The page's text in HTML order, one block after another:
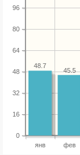
янв фев
0
16
32
48
64
80
96
45.5
48.7